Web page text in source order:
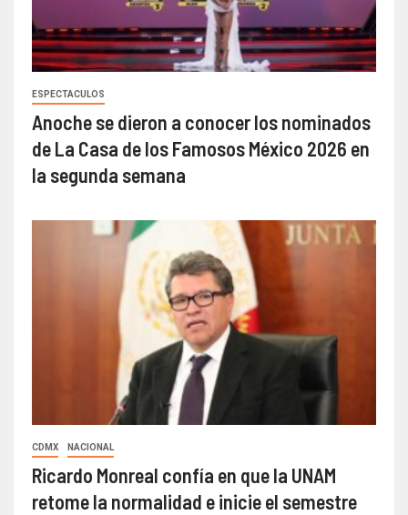
ESPECTACULOS
Anoche se dieron a conocer los nominados
de La Casa de los Famosos México 2026 en
la segunda semana
CDMX NACIONAL
Ricardo Monreal confía en que la UNAM
retome la normalidad e inicie el semestre